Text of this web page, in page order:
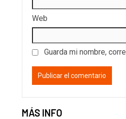
Web
Guarda mi nombre,
MÁS INFO